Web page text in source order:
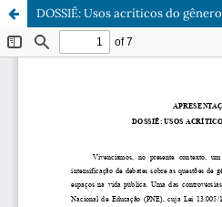
DOSSIÊ: Usos acríticos do gênero